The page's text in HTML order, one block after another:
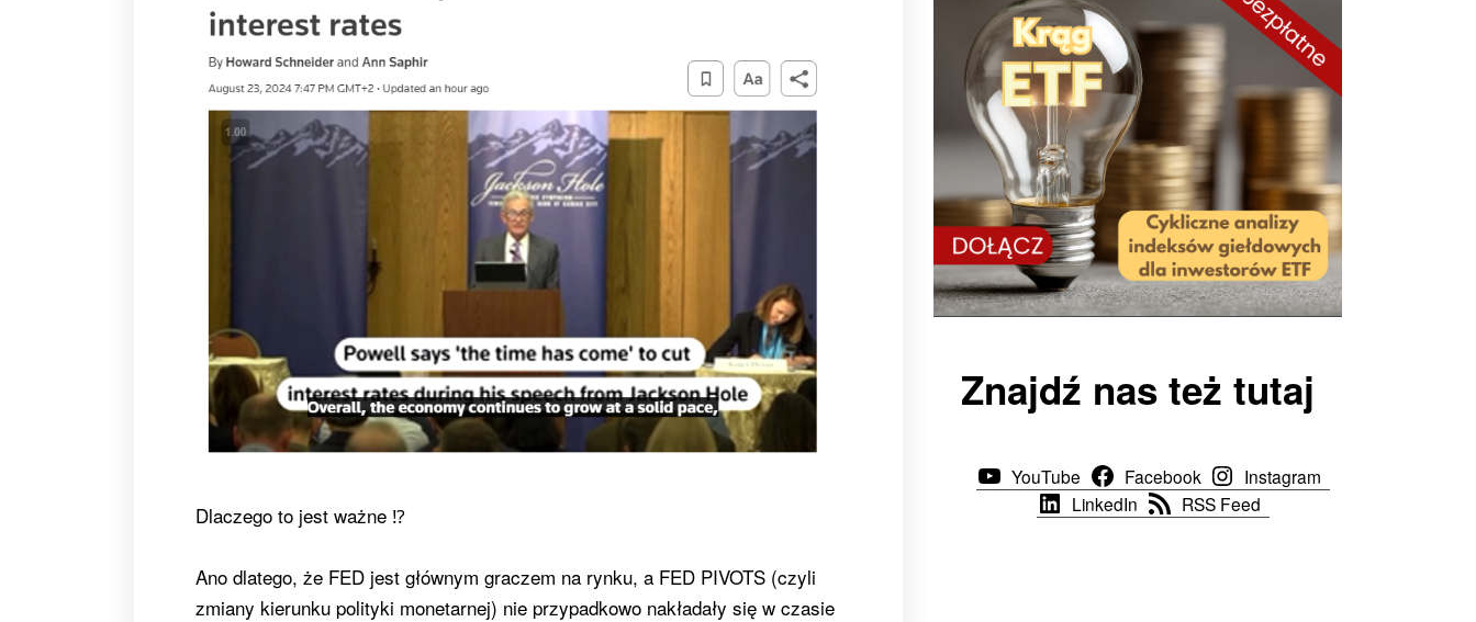
Dlaczego to jest ważne ⁉️
Ano dlatego, że FED jest głównym graczem na rynku, a FED PIVOTS (czyli
zmiany kierunku polityki monetarnej) nie przypadkowo nakładały się w czasie
Znajdź nas też tutaj
YouTube Facebook
Instagram
LinkedIn
RSS Feed